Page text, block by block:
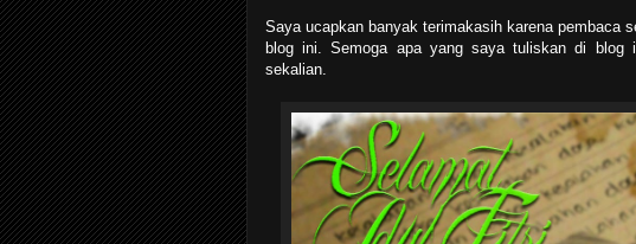
Saya ucapkan banyak terimakasih karena pembaca
blog ini. Semoga apa yang saya tuliskan di blog
sekalian.